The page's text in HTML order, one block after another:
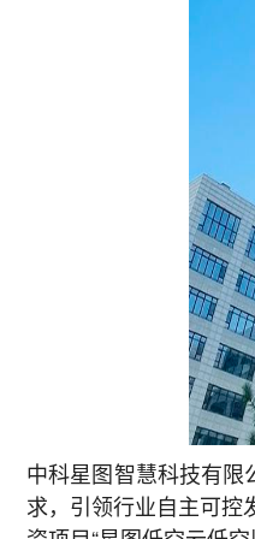
中科星图智慧科技有
求，引领行业自主可控